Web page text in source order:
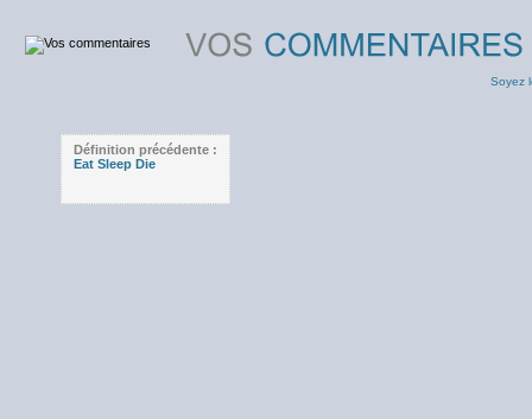
Soyez
Définition précédente :
Eat Sleep Die